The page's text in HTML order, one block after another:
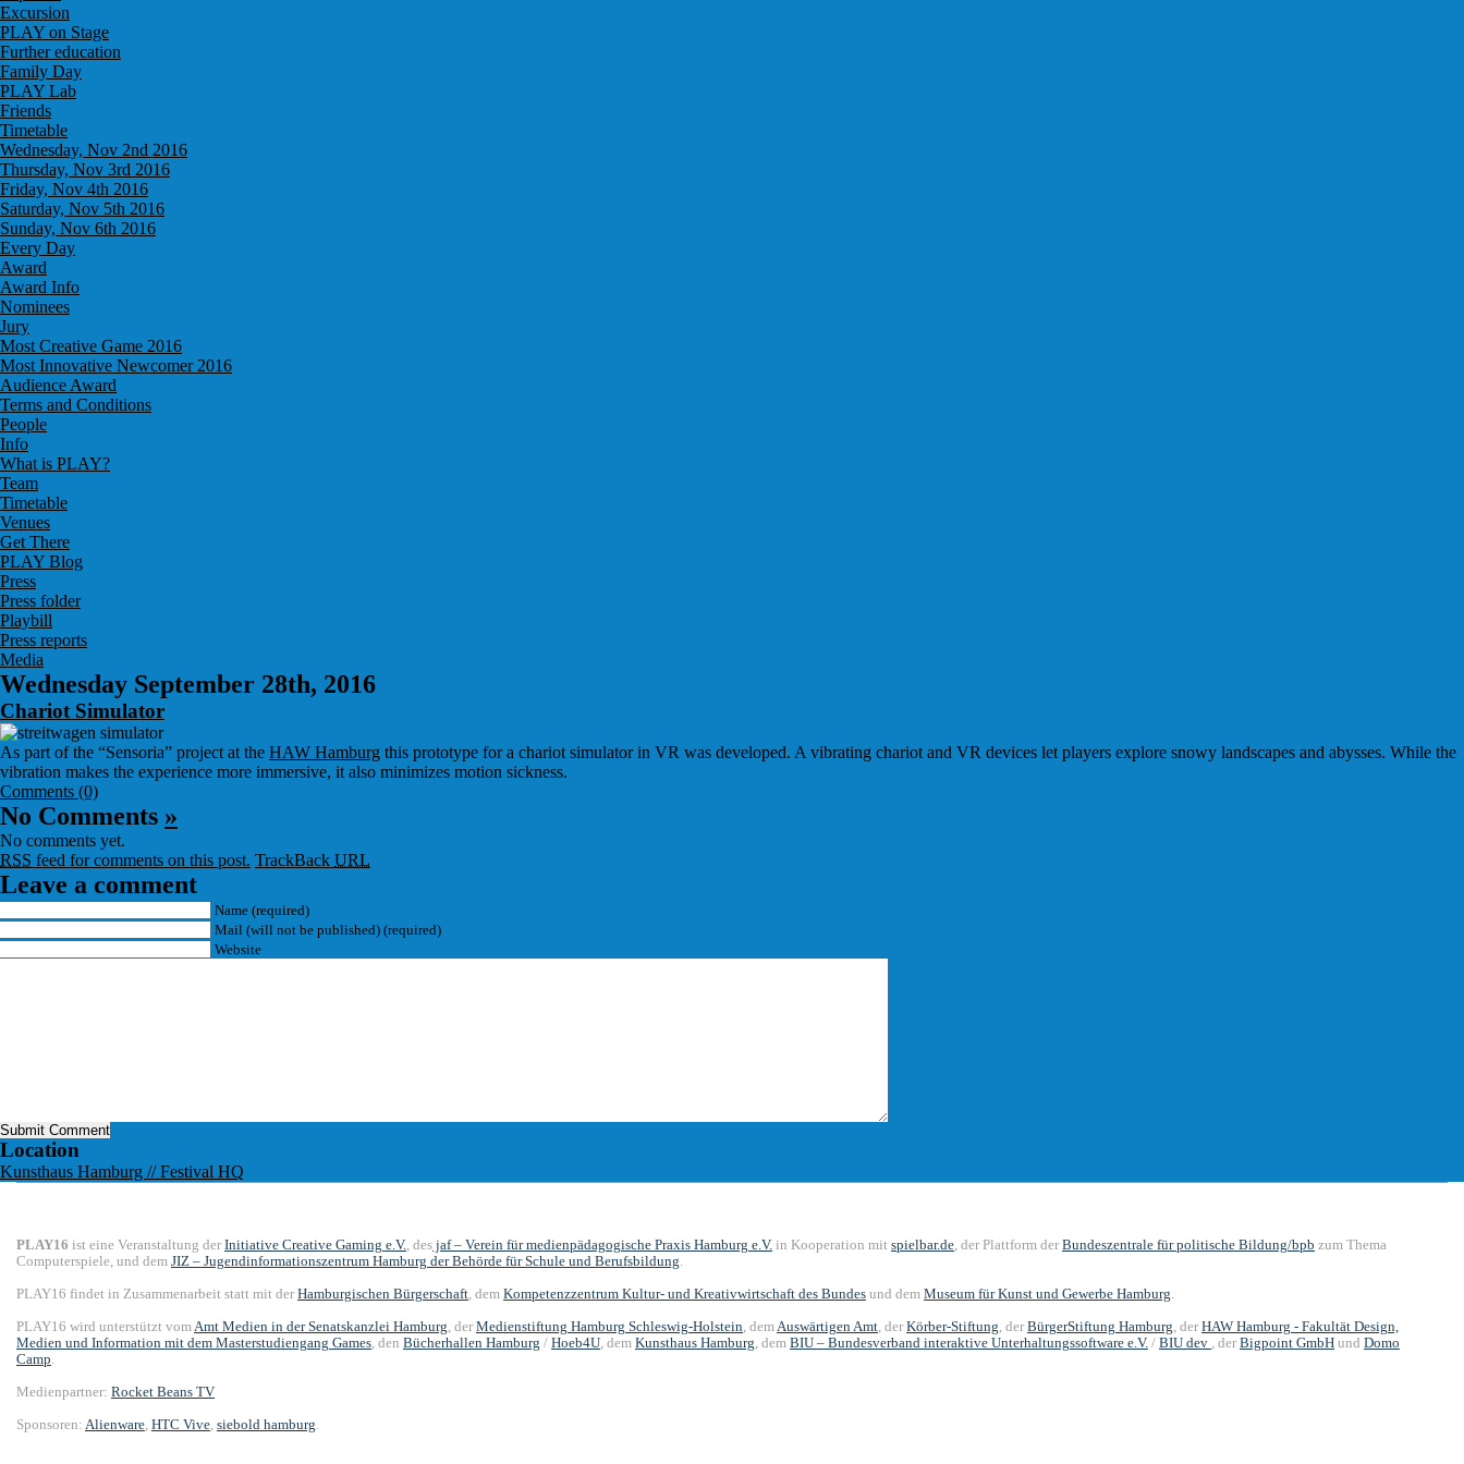
Excursion
PLAY on Stage
Further education
Family Day
PLAY Lab
Friends
Timetable
Wednesday, Nov 2nd 2016
Thursday, Nov 3rd 2016
Friday, Nov 4th 2016
Saturday, Nov 5th 2016
Sunday, Nov 6th 2016
Every Day
Award
Award Info
Nominees
Jury
Most Creative Game 2016
Most Innovative Newcomer 2016
Audience Award
Terms and Conditions
People
Info
What is PLAY?
Team
Timetable
Venues
Get There
PLAY Blog
Press
Press folder
Playbill
Press reports
Media
Wednesday September 28th, 2016
Chariot Simulator
As part of the “Sensoria” project at the HAW Hamburg this prototype for a chariot simulator in VR was developed. A vibrating chariot and VR devices let players explore snowy landscapes and abysses. While the
vibration makes the experience more immersive, it also minimizes motion sickness.
Comments (0)
No Comments »
No comments yet.
RSS feed for comments on this post. TrackBack URL
Leave a comment
Name (required)
Mail (will not be published) (required)
Website
Location
Kunsthaus Hamburg // Festival HQ
PLAY16 ist eine Veranstaltung der Initiative Creative Gaming e.V., des jaf – Verein für medienpädagogische Praxis Hamburg e.V. in Kooperation mit spielbar.de, der Plattform der Bundeszentrale für politische Bildung/bpb zum Thema
Computerspiele, und dem JIZ – Jugendinformationszentrum Hamburg der Behörde für Schule und Berufsbildung.
PLAY16 findet in Zusammenarbeit statt mit der Hamburgischen Bürgerschaft, dem Kompetenzzentrum Kultur- und Kreativwirtschaft des Bundes und dem Museum für Kunst und Gewerbe Hamburg.
PLAY16 wird unterstützt vomAmt Medien in der Senatskanzlei Hamburg, der Medienstiftung Hamburg Schleswig-Holstein, demAuswärtigen Amt, der Körber-Stiftung, der BürgerStiftung Hamburg, der HAW Hamburg - Fakultät Design,
Medien und Information mit dem Masterstudiengang Games, den Bücherhallen Hamburg / Hoeb4U, dem Kunsthaus Hamburg, dem BIU – Bundesverband interaktive Unterhaltungssoftware e.V. / BIU dev , der Bigpoint GmbH und Domo
Camp.
Medienpartner: Rocket Beans TV
Sponsoren: Alienware, HTC Vive, siebold hamburg.